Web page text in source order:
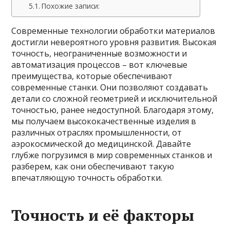
Похожие записи:
Современные технологии обработки материалов
достигли невероятного уровня развития. Высокая
точность, неограниченные возможности и
автоматизация процессов – вот ключевые
преимущества, которые обеспечивают
современные станки. Они позволяют создавать
детали со сложной геометрией и исключительной
точностью, ранее недоступной. Благодаря этому,
мы получаем высококачественные изделия в
различных отраслях промышленности, от
аэрокосмической до медицинской. Давайте
глубже погрузимся в мир современных станков и
разберем, как они обеспечивают такую
впечатляющую точность обработки.
Точность и её факторы